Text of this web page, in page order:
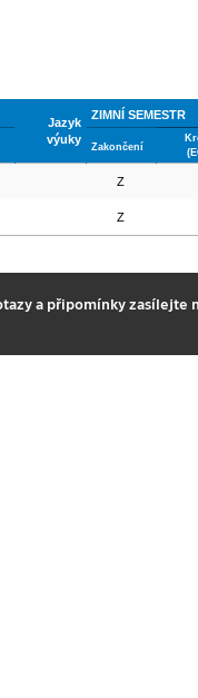
Jazyk
výuky
ZIMNÍ SEMESTR
Zakončení
Z
Z
a připomínky zasílejte